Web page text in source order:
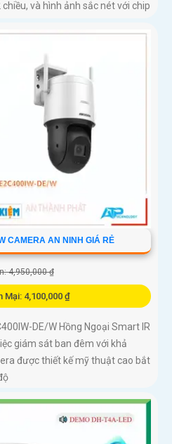
và hình ảnh sắc nét với chip
CAMERA AN NINH GIÁ RẺ
4,950,000 ₫
Mại: 4,100,000 ₫
DE/W Hồng Ngoại Smart IR
giám sát ban đêm với khả
được thiết kế mỹ thuật cao bắt